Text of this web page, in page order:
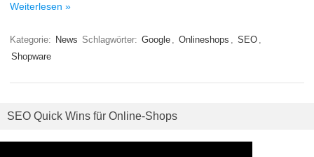
Weiterlesen »
Kategorie: News Schlagwörter: Google , Onlineshops , SEO ,
Shopware
SEO Quick Wins für Online-Shops